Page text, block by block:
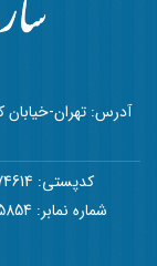
آدرس: تهران-خیابان
کدپستی: 1598774614
شماره نمابر: 02188935854